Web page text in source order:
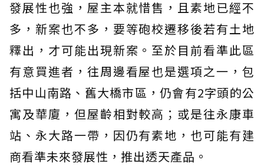
發展性也強，屋主本就惜售，且素地已經不
多，新案也不多，要等砲校遷移後若有土地
釋出，才可能出現新案。至於目前看準此區
有意買進者，往周邊看屋也是選項之一，包
括中山南路、舊大橋市區，仍會有2字頭的公
寓及華廈，但屋齡相對較高；或是往永康車
站、永大路一帶，因仍有素地，也可能有建
商看準未來發展性，推出透天產品。